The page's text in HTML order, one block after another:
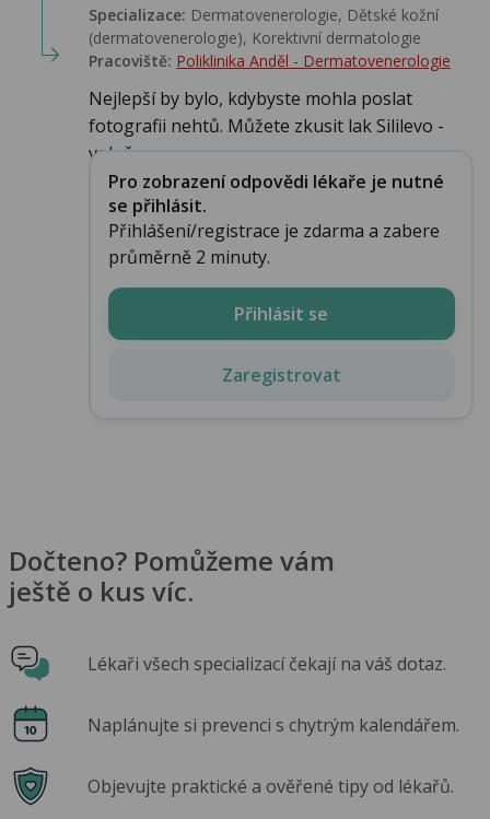
Specializace: Dermatovenerologie, Dětské kožní
(dermatovenerologie), Korektivní dermatologie
Pracoviště: Poliklinika Anděl - Dermatovenerologie
Nejlepší by bylo, kdybyste mohla poslat
fotografii nehtů. Můžete zkusit lak Sililevo -
volně p...
Pro zobrazení odpovědi lékaře je nutné
se přihlásit.
Přihlášení/registrace je zdarma a zabere
průměrně 2 minuty.
Přihlásit se
Zaregistrovat
Dočteno? Pomůžeme vám
ještě o kus víc.
Lékaři všech specializací čekají na váš dotaz.
Naplánujte si prevenci s chytrým kalendářem.
Objevujte praktické a ověřené tipy od lékařů.